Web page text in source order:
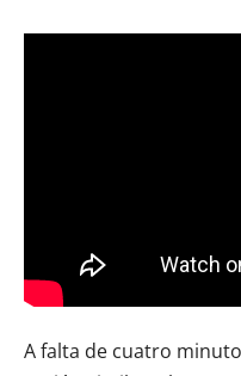
A falta de cuatro